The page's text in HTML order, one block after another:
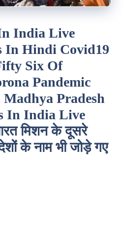
India Live
In Hindi Covid19
Six Of
Pandemic
Pradesh
In India Live
मिशन के दूसरे
के नाम भी जोड़े गए